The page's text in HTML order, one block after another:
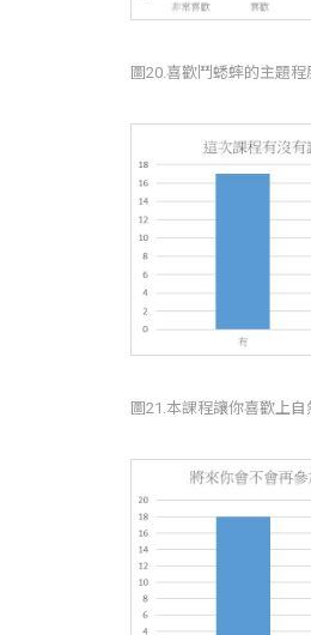
圖20.喜歡鬥蟋蟀的主題程
圖21.本課程讓你喜歡上自